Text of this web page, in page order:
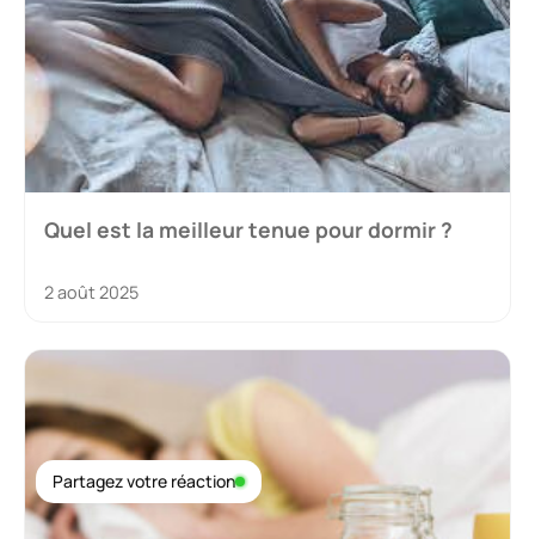
Quel est la meilleur tenue pour dormir ?
2 août 2025
Partagez votre réaction